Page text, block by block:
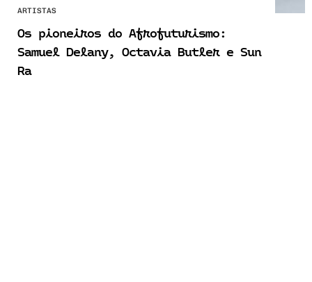
ARTISTAS
Os pioneiros do Afrofuturismo:
Samuel Delany, Octavia Butler e Sun
Ra